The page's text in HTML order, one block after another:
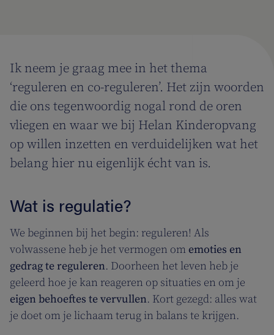
Ik neem je graag mee in het thema
‘reguleren en co-reguleren’. Het zijn woorden
die ons tegenwoordig nogal rond de oren
vliegen en waar we bij Helan Kinderopvang
op willen inzetten en verduidelijken wat het
belang hier nu eigenlijk écht van is.
Wat is regulatie?
We beginnen bij het begin: reguleren! Als
volwassene heb je het vermogen om emoties en
gedrag te reguleren. Doorheen het leven heb je
geleerd hoe je kan reageren op situaties en om je
eigen behoeftes te vervullen. Kort gezegd: alles wat
je doet om je lichaam terug in balans te krijgen.